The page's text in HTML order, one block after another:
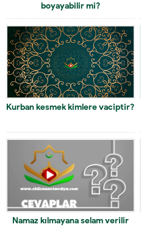
boyayabilir mi?
Kurban kesmek kimlere vaciptir?
Namaz kılmayana selam verilir